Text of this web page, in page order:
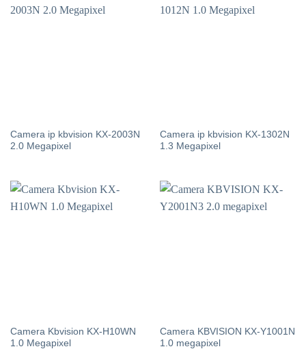
Camera ip kbvision KX-2003N
2.0 Megapixel
Camera ip kbvision KX-1302N
1.3 Megapixel
Camera Kbvision KX-H10WN
1.0 Megapixel
Camera KBVISION KX-Y1001N
1.0 megapixel